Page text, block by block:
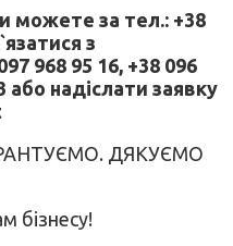
можете за тел.: +38
з
968 95 16, +38 096
або надіслати заявку
ДЯКУЄМО
бізнесу!